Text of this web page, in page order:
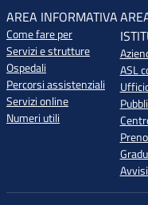
AREA INFORMATIVA
Come fare per
Servizi e strutture
Ospedali
Percorsi assistenziali
Servizi online
Numeri utili
ASL